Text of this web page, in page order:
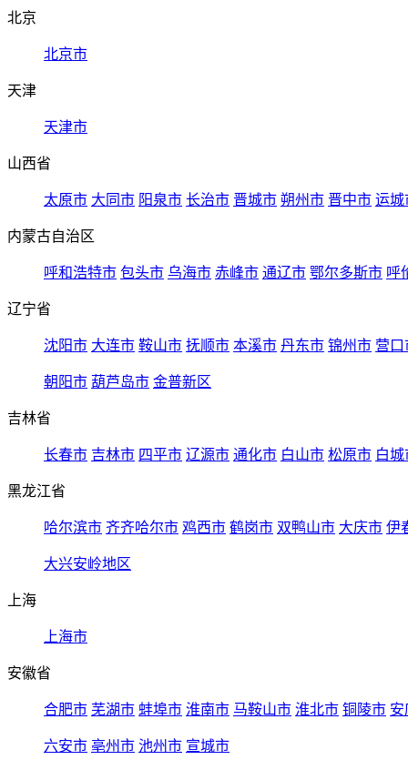
北京
北京市
天津
天津市
山西省
太原市 大同市 阳泉市 长治市 晋城市 朔州市 晋中市 运城
内蒙古自治区
呼和浩特市 包头市 乌海市 赤峰市 通辽市 鄂尔多斯市 呼
辽宁省
沈阳市 大连市 鞍山市 抚顺市 本溪市 丹东市 锦州市 营口
朝阳市 葫芦岛市 金普新区
吉林省
长春市 吉林市 四平市 辽源市 通化市 白山市 松原市 白城
黑龙江省
哈尔滨市 齐齐哈尔市 鸡西市 鹤岗市 双鸭山市 大庆市 伊
大兴安岭地区
上海
上海市
安徽省
合肥市 芜湖市 蚌埠市 淮南市 马鞍山市 淮北市 铜陵市 安
六安市 亳州市 池州市 宣城市